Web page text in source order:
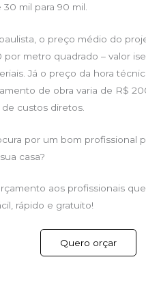
30 mil para 90 mil.
o preço médio do
por metro quadrado – valor
Já o preço da hora
de obra varia de R$
custos diretos.
por um bom profissional
casa?
aos profissionais
rápido e gratuito!
Quero orçar